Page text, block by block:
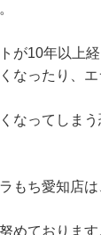
が10年以上経
なったり、エ
なってしまう
もち愛知店
めております